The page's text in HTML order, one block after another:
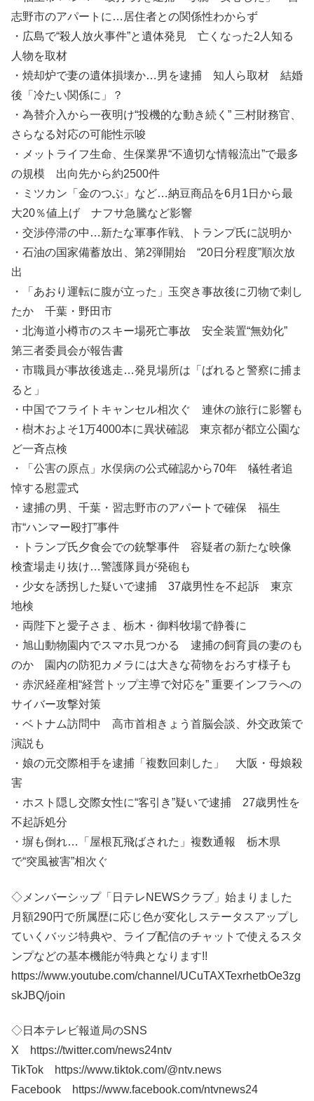
志野市のアパートに…居住者との関係性わからず
・広島で“殺人放火事件”と遺体発見 亡くなった2人知る
人物を取材
・焼却炉で妻の遺体損壊か…男を逮捕 知人ら取材 結婚
後「冷たい関係に」？
・為替介入から一夜明け“投機的な動き続く” 三村財務官、
さらなる対応の可能性示唆
・メットライフ生命、生保業界“不適切な情報流出”で最多
の規模 出向先から約2500件
・ミツカン「金のつぶ」など…納豆商品を6月1日から最
大20％値上げ ナフサ急騰など影響
・交渉停滞の中…新たな軍事作戦、トランプ氏に説明か
・石油の国家備蓄放出、第2弾開始 “20日分程度”順次放
出
・「あおり運転に腹が立った」玉突き事故後に刃物で刺し
たか 千葉・野田市
・北海道小樽市のスキー場死亡事故 安全装置“無効化”
第三者委員会が報告書
・市職員が事故後逃走…発見場所は「ばれると警察に捕ま
ると」
・中国でフライトキャンセル相次ぐ 連休の旅行に影響も
・樹木およそ1万4000本に異状確認 東京都が都立公園な
ど一斉点検
・「公害の原点」水俣病の公式確認から70年 犠牲者追
悼する慰霊式
・逮捕の男、千葉・習志野市のアパートで確保 福生
市“ハンマー殴打”事件
・トランプ氏夕食会での銃撃事件 容疑者の新たな映像
検査場走り抜け…警護隊員が発砲も
・少女を誘拐した疑いで逮捕 37歳男性を不起訴 東京
地検
・両陛下と愛子さま、栃木・御料牧場で静養に
・旭山動物園内でスマホ見つかる 逮捕の飼育員の妻のも
のか 園内の防犯カメラには大きな荷物をおろす様子も
・赤沢経産相“経営トップ主導で対応を” 重要インフラへの
サイバー攻撃対策
・ベトナム訪問中 高市首相きょう首脳会談、外交政策で
演説も
・娘の元交際相手を逮捕「複数回刺した」 大阪・母娘殺
害
・ホスト隠し交際女性に“客引き”疑いで逮捕 27歳男性を
不起訴処分
・塀も倒れ…「屋根瓦飛ばされた」複数通報 栃木県
で“突風被害”相次ぐ
◇メンバーシップ「日テレNEWSクラブ」始まりました
月額290円で所属歴に応じ色が変化しステータスアップし
ていくバッジ特典や、ライブ配信のチャットで使えるスタ
ンプなどの基本機能が特典となります!!
https://www.youtube.com/channel/UCuTAXTexrhetbOe3zg
skJBQ/join
◇日本テレビ報道局のSNS
X https://twitter.com/news24ntv
TikTok https://www.tiktok.com/@ntv.news
Facebook https://www.facebook.com/ntvnews24